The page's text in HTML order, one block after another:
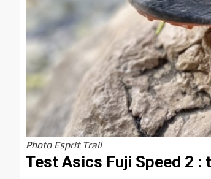
Photo Esprit Trail
Test Asics Fuji Speed 2